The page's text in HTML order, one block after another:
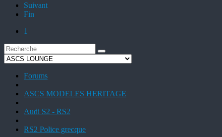
Suivant
Fin
1
Forums
ASCS MODELES HERITAGE
Audi S2 - RS2
RS2 Police grecque